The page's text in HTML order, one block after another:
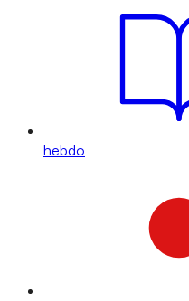
hebdo